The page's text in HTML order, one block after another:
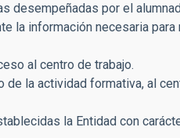
desempeñadas por el
la información necesaria
al centro de trabajo.
de la actividad formativa, al
la Entidad con